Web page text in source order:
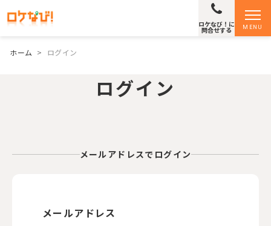
MENU
ロケなび！に
問合せする
ホーム > ログイン
ログイン
メールアドレスでログイン
メールアドレス